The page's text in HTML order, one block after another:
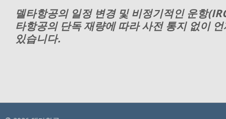
델타항공의 일정 변경 및 비정기적인 운항
타항공의 단독 재량에 따라 사전 통지 없이
있습니다.